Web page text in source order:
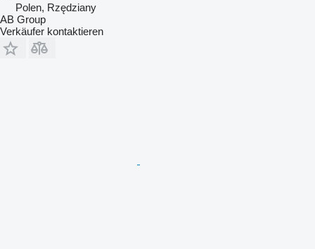
Polen, Rzędziany
AB Group
Verkäufer kontaktieren